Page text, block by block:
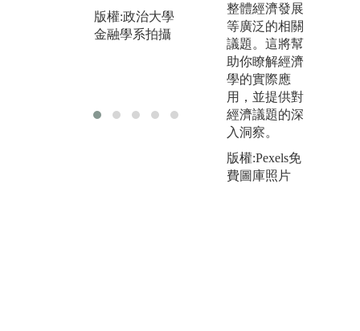
版權:政治大學
金融學系拍攝
圖解:政大金融
系殷乃平教授
課堂實照
版權:政治大學
金融學系拍攝
整體經濟發展
等廣泛的相關
議題。這將幫
助你瞭解經濟
學的實際應
用，並提供對
經濟議題的深
入洞察。
版權:Pexels免
費圖庫照片